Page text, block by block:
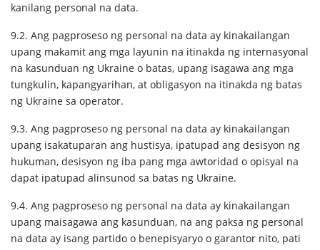
kanilang personal na data.
9.2. Ang pagproseso ng personal na data ay kinakailangan
upang makamit ang mga layunin na itinakda ng internasyonal
na kasunduan ng Ukraine o batas, upang isagawa ang mga
tungkulin, kapangyarihan, at obligasyon na itinakda ng batas
ng Ukraine sa operator.
9.3. Ang pagproseso ng personal na data ay kinakailangan
upang isakatuparan ang hustisya, ipatupad ang desisyon ng
hukuman, desisyon ng iba pang mga awtoridad o opisyal na
dapat ipatupad alinsunod sa batas ng Ukraine.
9.4. Ang pagproseso ng personal na data ay kinakailangan
upang maisagawa ang kasunduan, na ang paksa ng personal
na data ay isang partido o benepisyaryo o garantor nito, pati